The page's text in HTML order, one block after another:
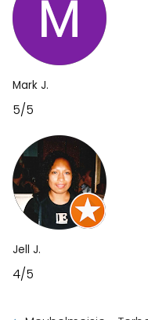
Mark J.
5/5
Jell J.
4/5